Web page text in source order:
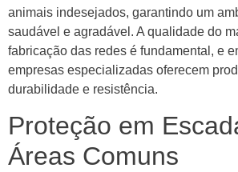
animais indesejados, garantindo um
saudável e agradável. A qualidade do
fabricação das redes é fundamental, e
empresas especializadas oferecem
durabilidade e resistência.
Proteção em
Áreas Comuns